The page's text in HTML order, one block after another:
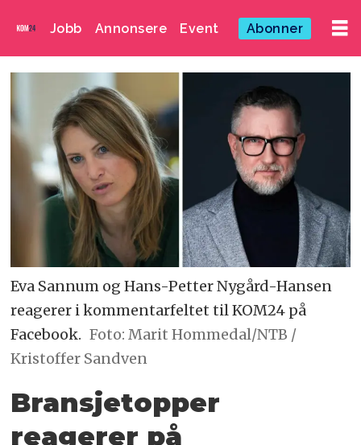
Jobb Annonsere Event Abonner
Eva Sannum og Hans-Petter Nygård-Hansen
reagerer i kommentarfeltet til KOM24 på
Facebook. Foto: Marit Hommedal/NTB /
Kristoffer Sandven
Bransjetopper
reagerer på